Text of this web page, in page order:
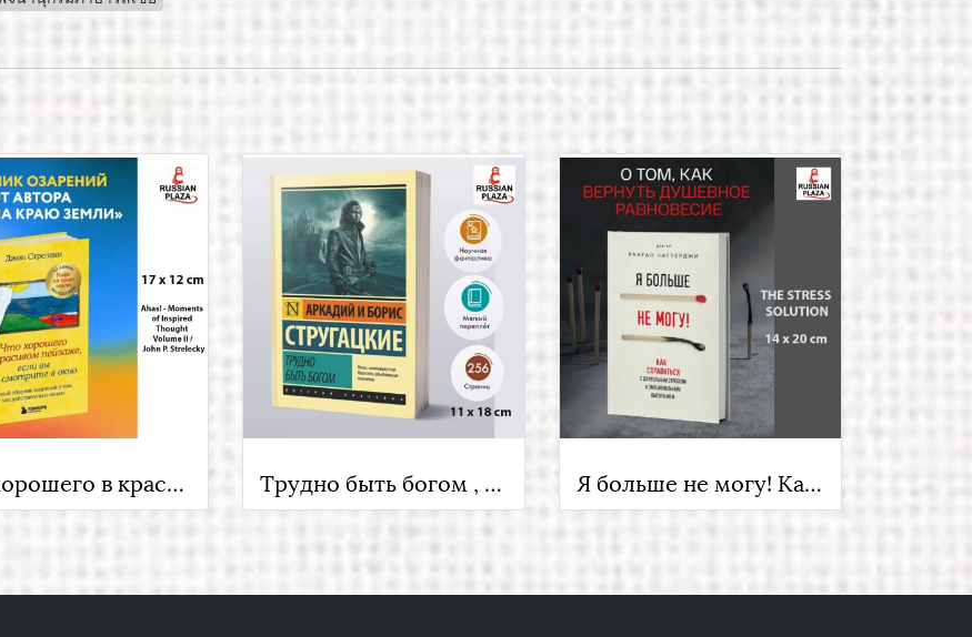
Что хорошего в красивом пейзаже, если вы не смотрите в окно.( Ahas! - Moments of Inspired Thought Volume II / John P. Strelecky ) Новый сборник озарений о том, что действительно важно , Russian Plaza Трудно быть богом , Стругацкий Аркадий Натанович; Стругацкий Борис Натанович , Фантастика и фэнтези для взрослых , Russian Plaza , Books in Russian Я больше не могу! Как справиться с длительным стрессом и эмоциональным выгоранием | Чаттерджи Ранган , Бомбора , Книга на русском языке , Russian Plaza